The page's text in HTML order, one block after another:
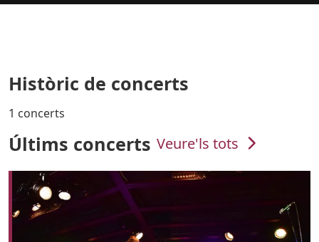
Històric de concerts
1 concerts
Últims concerts Veure'ls tots